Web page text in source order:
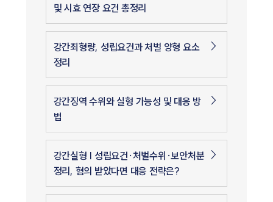
및 시효 연장 요건 총정리
강간죄형량, 성립요건과 처벌 양형 요소
정리
강간징역 수위와 실형 가능성 및 대응 방
법
강간실형 | 성립요건·처벌수위·보안처분
정리, 혐의 받았다면 대응 전략은?